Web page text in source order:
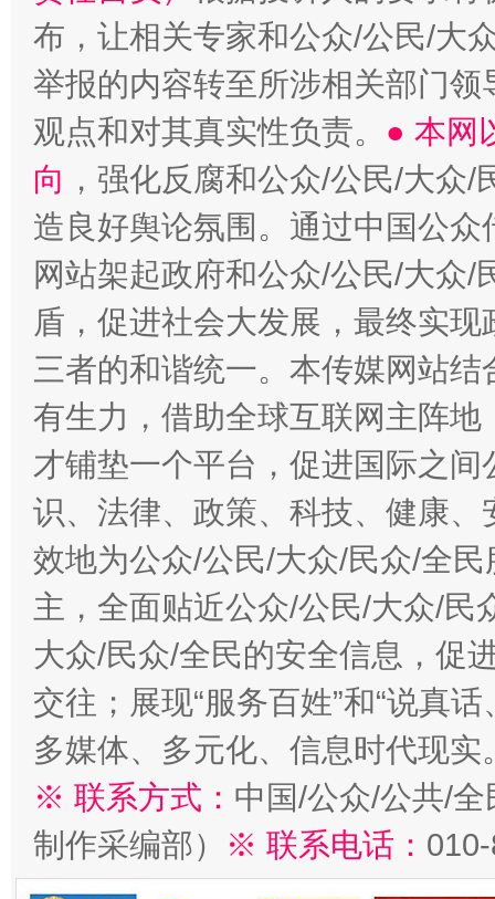
布，让相关专家和公众/公民/大
举报的内容转至所涉相关部门
观点和对其真实性负责。 ● 本网
向 ，强化反腐和公众/公民/大众
造良好舆论氛围。通过中国公
网站架起政府和公众/公民/大众
盾，促进社会大发展，最终实
三者的和谐统一。本传媒网站
有生力，借助全球互联网主阵
才铺垫一个平台，促进国际之
识、法律、政策、科技、健康
效地为公众/公民/大众/民众/全
主，全面贴近公众/公民/大众/民
大众/民众/全民的安全信息，促
交往；展现“服务百姓”和“说真
多媒体、多元化、信息时代现实
※ 联系方式： 中国/公众/公共/
制作采编部）
※ 联系电话：